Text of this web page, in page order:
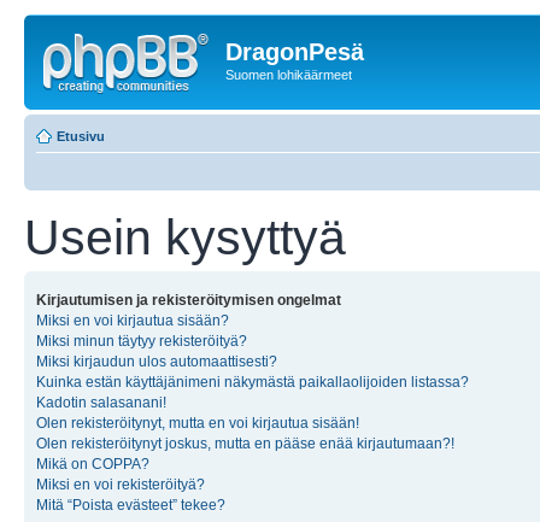
DragonPesä
Suomen lohikäärmeet
Etusivu
Usein kysyttyä
Kirjautumisen ja rekisteröitymisen ongelmat
Miksi en voi kirjautua sisään?
Miksi minun täytyy rekisteröityä?
Miksi kirjaudun ulos automaattisesti?
Kuinka estän käyttäjänimeni näkymästä paikallaolijoiden listassa?
Kadotin salasanani!
Olen rekisteröitynyt, mutta en voi kirjautua sisään!
Olen rekisteröitynyt joskus, mutta en pääse enää kirjautumaan?!
Mikä on COPPA?
Miksi en voi rekisteröityä?
Mitä “Poista evästeet” tekee?